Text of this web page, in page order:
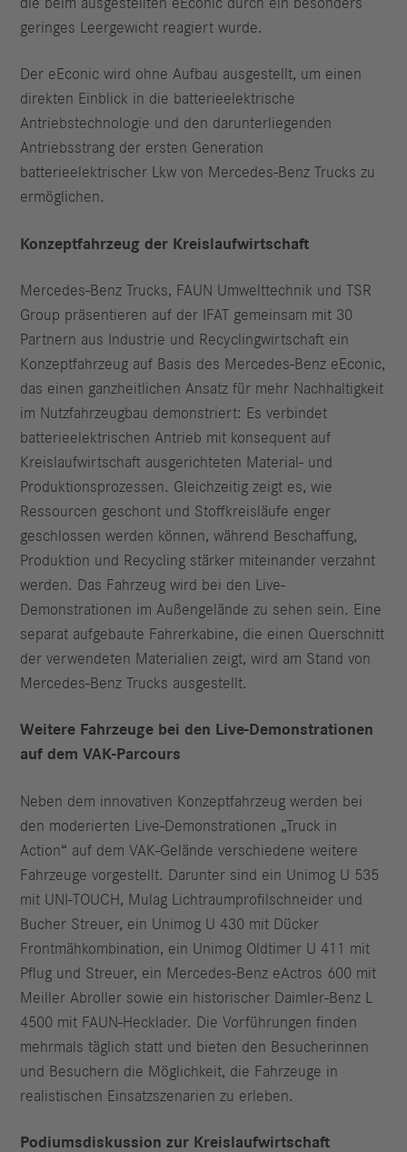
die beim ausgestellten eEconic durch ein besonders
geringes Leergewicht reagiert wurde.
Der eEconic wird ohne Aufbau ausgestellt, um einen
direkten Einblick in die batterieelektrische
Antriebstechnologie und den darunterliegenden
Antriebsstrang der ersten Generation
batterieelektrischer Lkw von Mercedes-Benz Trucks zu
ermöglichen.
Konzeptfahrzeug der Kreislaufwirtschaft
Mercedes-Benz Trucks, FAUN Umwelttechnik und TSR
Group präsentieren auf der IFAT gemeinsam mit 30
Partnern aus Industrie und Recyclingwirtschaft ein
Konzeptfahrzeug auf Basis des Mercedes-Benz eEconic,
das einen ganzheitlichen Ansatz für mehr Nachhaltigkeit
im Nutzfahrzeugbau demonstriert: Es verbindet
batterieelektrischen Antrieb mit konsequent auf
Kreislaufwirtschaft ausgerichteten Material- und
Produktionsprozessen. Gleichzeitig zeigt es, wie
Ressourcen geschont und Stoffkreisläufe enger
geschlossen werden können, während Beschaffung,
Produktion und Recycling stärker miteinander verzahnt
werden. Das Fahrzeug wird bei den Live-
Demonstrationen im Außengelände zu sehen sein. Eine
separat aufgebaute Fahrerkabine, die einen Querschnitt
der verwendeten Materialien zeigt, wird am Stand von
Mercedes-Benz Trucks ausgestellt.
Weitere Fahrzeuge bei den Live-Demonstrationen
auf dem VAK-Parcours
Neben dem innovativen Konzeptfahrzeug werden bei
den moderierten Live-Demonstrationen „Truck in
Action“ auf dem VAK-Gelände verschiedene weitere
Fahrzeuge vorgestellt. Darunter sind ein Unimog U 535
mit UNI-TOUCH, Mulag Lichtraumprofilschneider und
Bucher Streuer, ein Unimog U 430 mit Dücker
Frontmähkombination, ein Unimog Oldtimer U 411 mit
Pflug und Streuer, ein Mercedes-Benz eActros 600 mit
Meiller Abroller sowie ein historischer Daimler-Benz L
4500 mit FAUN-Hecklader. Die Vorführungen finden
mehrmals täglich statt und bieten den Besucherinnen
und Besuchern die Möglichkeit, die Fahrzeuge in
realistischen Einsatzszenarien zu erleben.
Podiumsdiskussion zur Kreislaufwirtschaft